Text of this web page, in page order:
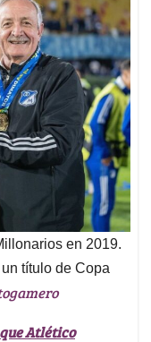
en 2019.
título de Copa
Atlético